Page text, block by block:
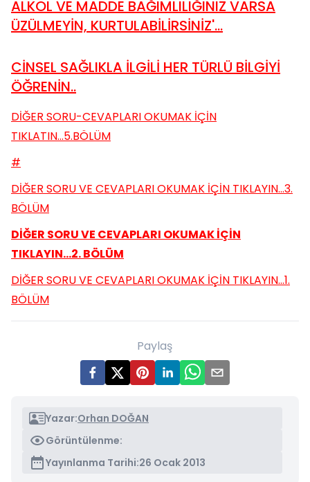
ALKOL VE MADDE BAĞIMLILIĞINIZ VARSA
ÜZÜLMEYİN, KURTULABİLİRSİNİZ'...
CİNSEL SAĞLIKLA İLGİLİ HER TÜRLÜ BİLGİYİ
ÖĞRENİN..
DİĞER SORU-CEVAPLARI OKUMAK İÇİN
TIKLATIN...5.BÖLÜM
#
DİĞER SORU VE CEVAPLARI OKUMAK İÇİN TIKLAYIN...3.
BÖLÜM
DİĞER SORU VE CEVAPLARI OKUMAK İÇİN
TIKLAYIN...2. BÖLÜM
DİĞER SORU VE CEVAPLARI OKUMAK İÇİN TIKLAYIN...1.
BÖLÜM
Paylaş
Yazar:Orhan DOĞAN
Görüntülenme:
Yayınlanma Tarihi:26 Ocak 2013